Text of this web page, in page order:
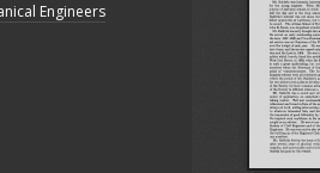
Engineers